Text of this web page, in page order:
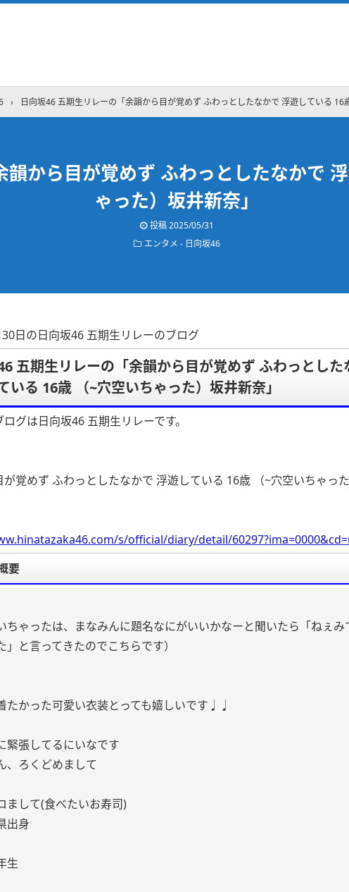
› 日向坂46 五期生リレーの「余韻から目が覚めず ふわっとしたなかで 浮遊している 16
から目が覚めず ふわっとしたなかで
ゃった）坂井新奈」
投稿2025/05/31
エンタメ - 日向坂46
日の日向坂46 五期生リレーのブログ
五期生リレーの「余韻から目が覚めず ふわっとした
いる 16歳 （~穴空いちゃった）坂井新奈」
グは日向坂46 五期生リレーです。
が覚めず ふわっとしたなかで 浮遊している 16歳 （~穴空いちゃっ
s/official/diary/detail/
要
ちゃったは、まなみんに題名なにがいいかなーと聞いたら「ねぇみ
」と言ってきたのでこちらです）
たかった可愛い衣装とっても嬉しいです♩♩
緊張してるにいなです
、ろくどめまして
まして(食べたいお寿司)
出身
生